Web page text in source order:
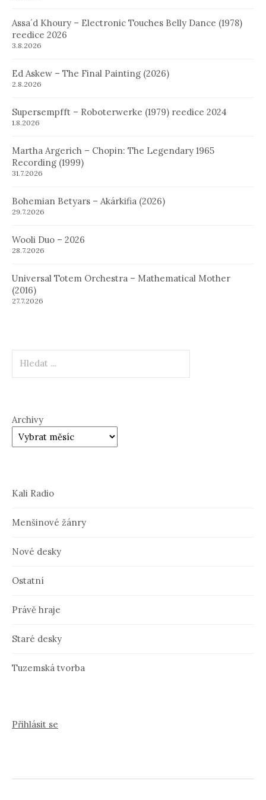
Assa´d Khoury – Electronic Touches Belly Dance (1978)
reedice 2026
3.8.2026
Ed Askew – The Final Painting (2026)
2.8.2026
Supersempfft – Roboterwerke (1979) reedice 2024
1.8.2026
Martha Argerich – Chopin: The Legendary 1965
Recording (1999)
31.7.2026
Bohemian Betyars – Akárkifia (2026)
29.7.2026
Wooli Duo – 2026
28.7.2026
Universal Totem Orchestra – Mathematical Mother
(2016)
27.7.2026
Archivy
Kali Radio
Menšinové žánry
Nové desky
Ostatní
Právě hraje
Staré desky
Tuzemská tvorba
Přihlásit se